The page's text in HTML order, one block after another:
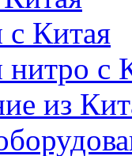
с Китая
нитро с
из